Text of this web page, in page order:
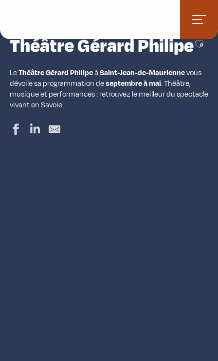
contenu
principal
Théâtre Gérard Philipe
LeThéâtre Gérard PhilipeàSaint-Jean-de-Mauriennevous
dévoile sa programmation deseptembre à mai. Théâtre,
musique et performances : retrouvez le meilleur du spectacle
vivant en Savoie.